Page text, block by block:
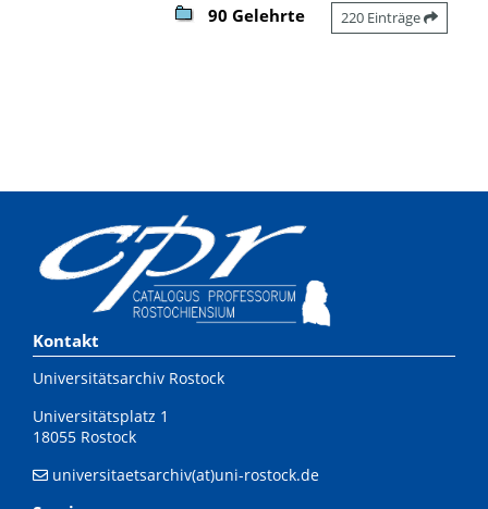
90 Gelehrte 220 Einträge
Kontakt
Universitätsarchiv Rostock
Universitätsplatz 1
18055 Rostock
universitaetsarchiv(at)uni-rostock.de